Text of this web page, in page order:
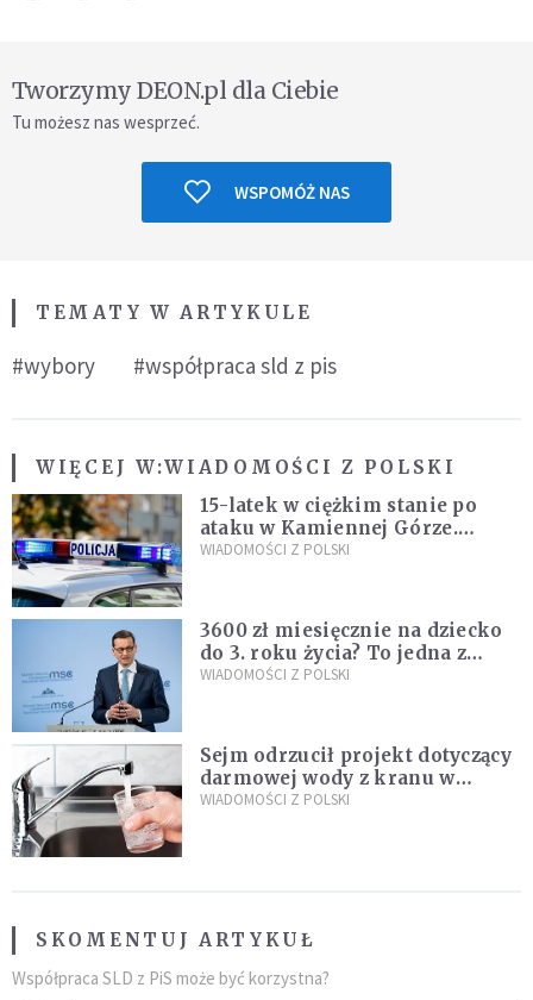
Tworzymy DEON.pl dla Ciebie
Tu możesz nas wesprzeć.
WSPOMÓŻ NAS
TEMATY W ARTYKULE
#wybory #współpraca sld z pis
WIĘCEJ W:WIADOMOŚCI Z POLSKI
15-latek w ciężkim stanie po
ataku w Kamiennej Górze.
Policja zatrzymała dwóch
WIADOMOŚCI Z POLSKI
3600 zł miesięcznie na dziecko
do 3. roku życia? To jedna z
propozycji programu "Rozwój
WIADOMOŚCI Z POLSKI
Sejm odrzucił projekt dotyczący
darmowej wody z kranu w
restauracjach
WIADOMOŚCI Z POLSKI
SKOMENTUJ ARTYKUŁ
Współpraca SLD z PiS może być korzystna?